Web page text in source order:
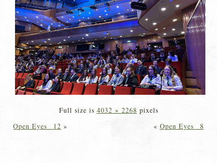
Full size is 4032 × 2268 pixels
Open Eyes _12 » « Open Eyes _8